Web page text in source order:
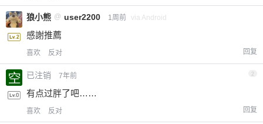
狼小熊 @ user2200 1周前 via Android
感謝推薦
喜欢 反对 回复
已注销 7年前 2
有点过胖了吧……
喜欢 反对 回复